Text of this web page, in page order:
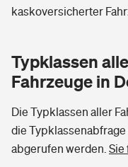
kaskoversicherter
Typklassen
Fahrzeuge in
Die Typklassen aller
die
abgerufen werden. Sie